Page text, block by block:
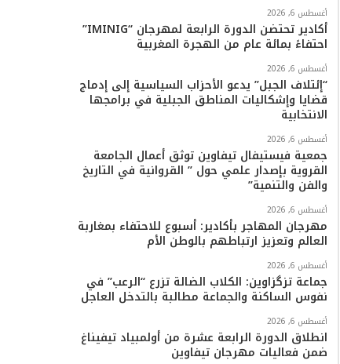
أغسطس 6, 2026
أكادير تحتضن الدورة الرابعة لمهرجان “IMINIG”
احتفاءً بمائة عام من الهجرة المغربية
أغسطس 6, 2026
“إئتلاف الجبل” يدعو الأحزاب السياسية إلى إدماج
قضايا وإشكاليات المناطق الجبلية في برامجها
الانتخابية
أغسطس 6, 2026
جمعية فيستيفال تيفاوين توثق أعمال الجامعة
القروية بإصدار علمي حول ” القروانية في التاريخ
والفن والتنمية”
أغسطس 6, 2026
مهرجان المهاجر بأكادير: أسبوع للاحتفاء بمغاربة
العالم وتعزيز ارتباطهم بالوطن الأم
أغسطس 6, 2026
جماعة تزگزاوين: الكلاب الضالة تزرع “الرعب” في
نفوس الساكنة والجماعة مطالبة بالتدخل العاجل
أغسطس 6, 2026
انطلاق الدورة الرابعة عشرة من أولمبياد تيفيناغ
ضمن فعاليات مهرجان تيفاوين